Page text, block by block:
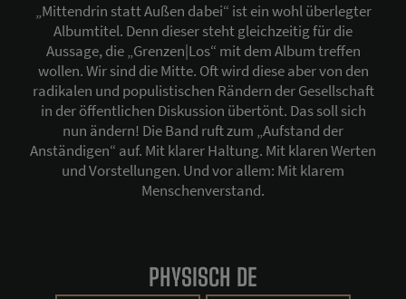
„Mittendrin statt Außen dabei“ ist ein wohl überlegter
Albumtitel. Denn dieser steht gleichzeitig für die
Aussage, die „Grenzen|Los“ mit dem Album treffen
wollen. Wir sind die Mitte. Oft wird diese aber von den
radikalen und populistischen Rändern der Gesellschaft
in der öffentlichen Diskussion übertönt. Das soll sich
nun ändern! Die Band ruft zum „Aufstand der
Anständigen“ auf. Mit klarer Haltung. Mit klaren Werten
und Vorstellungen. Und vor allem: Mit klarem
Menschenverstand.
PHYSISCH DE